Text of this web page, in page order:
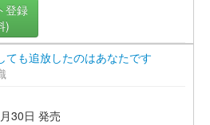
登録
)
ても追放したのはあなたです
30日 発売